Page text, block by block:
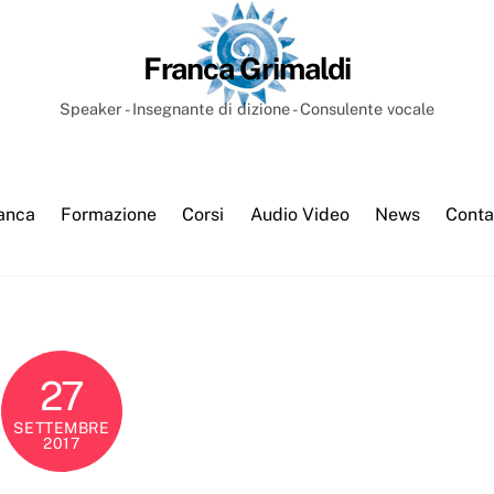
Franca Grimaldi
Speaker - Insegnante di dizione - Consulente vocale
Formazione Corsi Audio Video News
27
SETTEMBRE
2017